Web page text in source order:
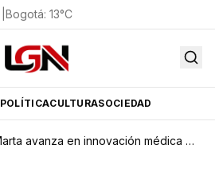
Bogotá: 13°C
POLÍTICACULTURASOCIEDAD
Santa Marta avanza en innovación médica al renovar primer equipo de resonancia magnética 1.5T